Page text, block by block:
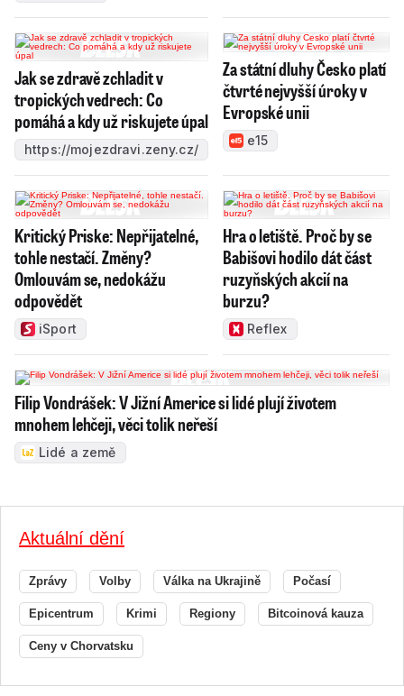
Jak se zdravě zchladit v
tropických vedrech: Co
pomáhá a kdy už riskujete úpal
https://mojezdravi.zeny.cz/
Za státní dluhy Česko platí
čtvrté nejvyšší úroky v
Evropské unii
e15
Kritický Priske: Nepřijatelné,
tohle nestačí. Změny?
Omlouvám se, nedokážu
odpovědět
iSport
Hra o letiště. Proč by se
Babišovi hodilo dát část
ruzyňských akcií na
burzu?
Reflex
Filip Vondrášek: V Jižní Americe si lidé plují životem
mnohem lehčeji, věci tolik neřeší
Lidé a země
Aktuální dění
Zprávy Volby Válka na Ukrajině Počasí
Epicentrum Krimi Regiony Bitcoinová kauza
Ceny v Chorvatsku